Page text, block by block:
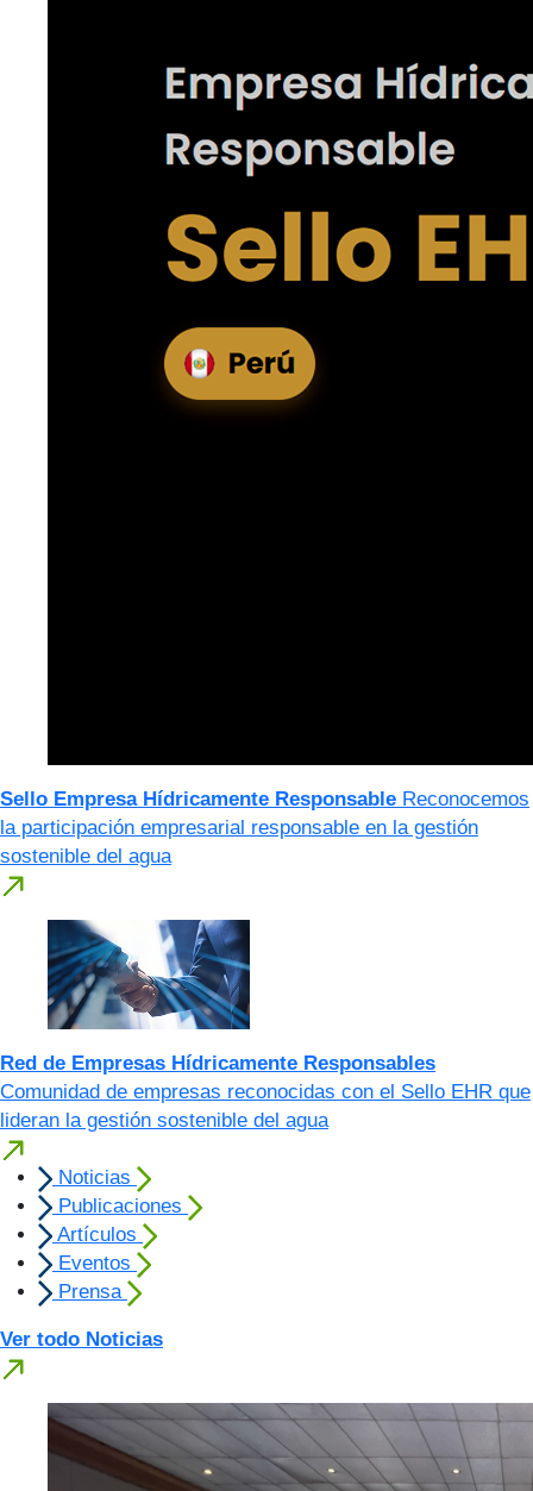
Sello Empresa Hídricamente Responsable Reconocemos
la participación empresarial responsable en la gestión
sostenible del agua
Red de Empresas Hídricamente Responsables
Comunidad de empresas reconocidas con el Sello EHR que
lideran la gestión sostenible del agua
Noticias
Publicaciones
Artículos
Eventos
Prensa
Ver todo Noticias